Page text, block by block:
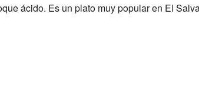
ácido. Es un plato muy popular en El